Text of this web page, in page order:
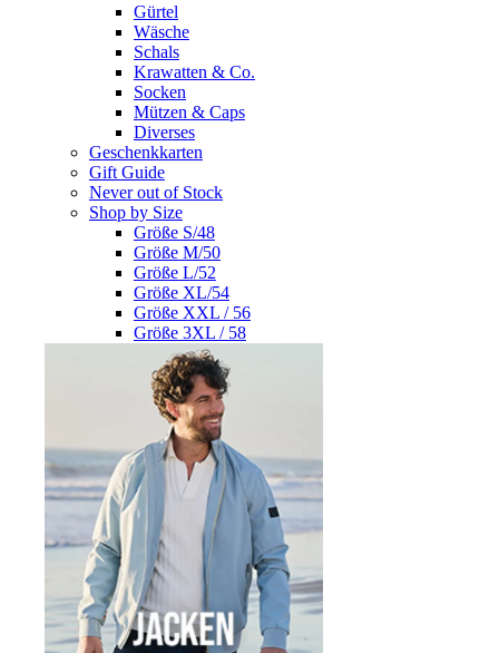
Gürtel
Wäsche
Schals
Krawatten & Co.
Socken
Mützen & Caps
Diverses
Geschenkkarten
Gift Guide
Never out of Stock
Shop by Size
Größe S/48
Größe M/50
Größe L/52
Größe XL/54
Größe XXL / 56
Größe 3XL / 58